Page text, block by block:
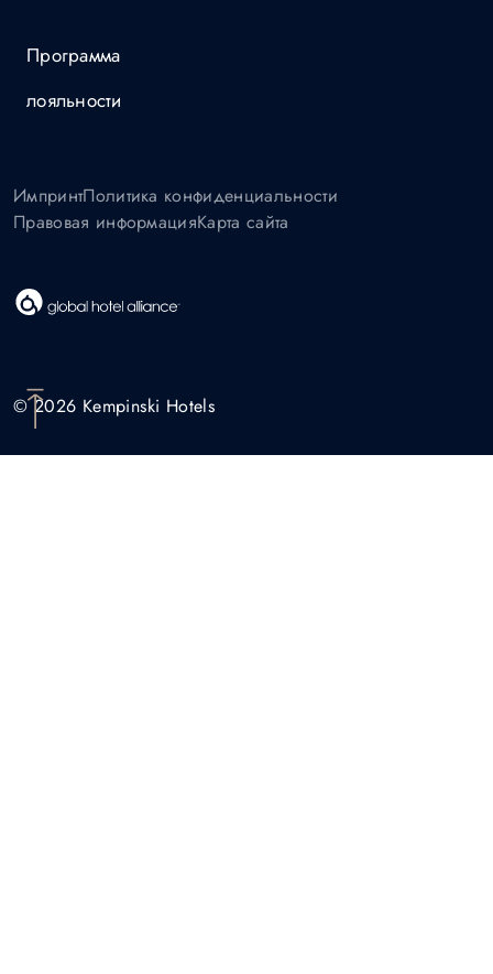
Программа
лояльности
ИмпринтПолитика конфиденциальности
Правовая информацияКарта сайта
© 2026 Kempinski Hotels